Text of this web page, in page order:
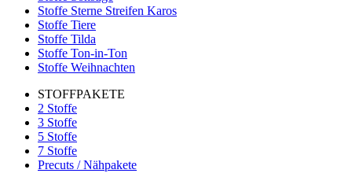
Stoffe Sterne Streifen Karos
Stoffe Tiere
Stoffe Tilda
Stoffe Ton-in-Ton
Stoffe Weihnachten
STOFFPAKETE
2 Stoffe
3 Stoffe
5 Stoffe
7 Stoffe
Precuts / Nähpakete